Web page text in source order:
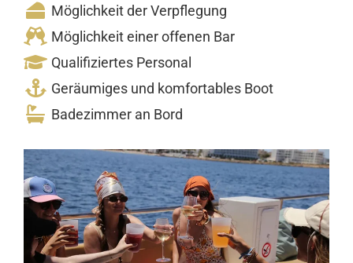
Möglichkeit der Verpflegung
Möglichkeit einer offenen Bar
Qualifiziertes Personal
Geräumiges und komfortables Boot
Badezimmer an Bord